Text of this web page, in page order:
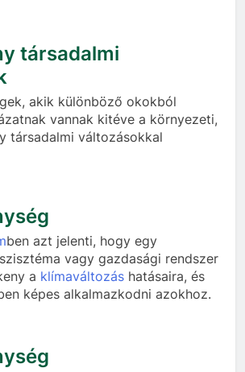
társadalmi
akik különböző okokból
vannak kitéve a környezeti,
társadalmi változásokkal
ben azt jelenti, hogy egy
vagy gazdasági rendszer
a klímaváltozás hatásaira, és
képes alkalmazkodni azokhoz.